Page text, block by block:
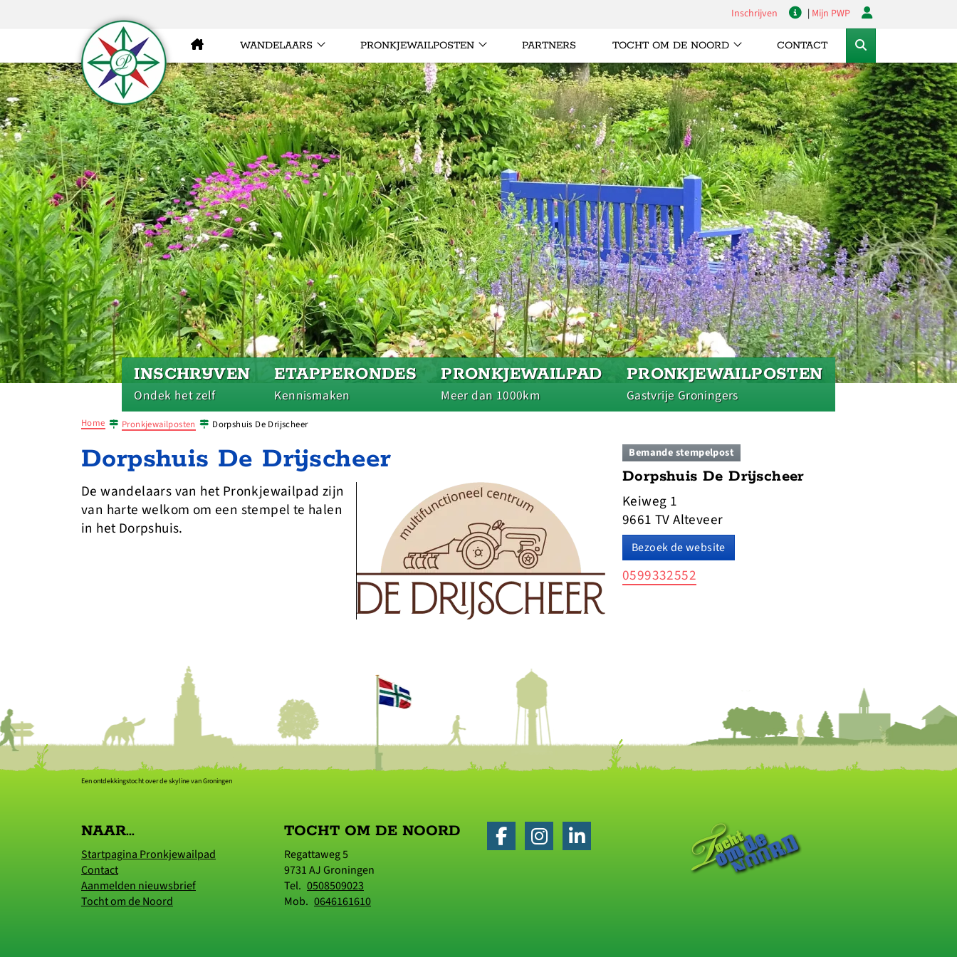
Inschrijven | Mijn PWP
WANDELAARS PRONKJEWAILPOSTEN PARTNERS TOCHT OM DE NOORD CONTACT
INSCHRIJVEN
Ondek het zelf
ETAPPERONDES
Kennismaken
PRONKJEWAILPAD
Meer dan 1000km
PRONKJEWAILPOSTEN
Gastvrije Groningers
Home Pronkjewailposten Dorpshuis De Drijscheer
Dorpshuis De Drijscheer
De wandelaars van het Pronkjewailpad zijn
van harte welkom om een stempel te halen
in het Dorpshuis.
Bemande stempelpost
Dorpshuis De Drijscheer
Keiweg 1
9661 TV Alteveer
Bezoek de website
0599332552
Een ontdekkingstocht over de skyline van Groningen
NAAR...
Startpagina Pronkjewailpad
Contact
Aanmelden nieuwsbrief
Tocht om de Noord
TOCHT OM DE NOORD
Regattaweg 5
9731 AJGroningen
Tel. 0508509023
Mob. 0646161610